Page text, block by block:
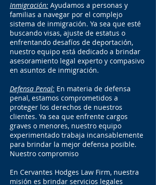
Inmigración: Ayudamos a personas y
familias a navegar por el complejo
sistema de inmigración. Ya sea que esté
buscando visas, ajuste de estatus o
enfrentando desafíos de deportación,
nuestro equipo está dedicado a brindar
asesoramiento legal experto y compasivo
en asuntos de inmigración.
Defensa Penal: En materia de defensa
penal, estamos comprometidos a
proteger los derechos de nuestros
clientes. Ya sea que enfrente cargos
graves o menores, nuestro equipo
experimentado trabaja incansablemente
para brindar la mejor defensa posible.
Nuestro compromiso
En Cervantes Hodges Law Firm, nuestra
misión es brindar servicios legales